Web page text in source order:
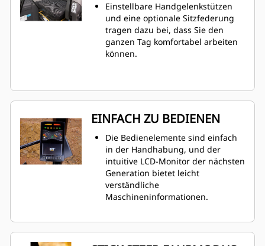
Einstellbare Handgelenkstützen
und eine optionale Sitzfederung
tragen dazu bei, dass Sie den
ganzen Tag komfortabel arbeiten
können.
EINFACH ZU BEDIENEN
Die Bedienelemente sind einfach
in der Handhabung, und der
intuitive LCD-Monitor der nächsten
Generation bietet leicht
verständliche
Maschineninformationen.